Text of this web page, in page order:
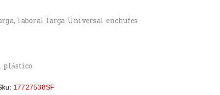
laboral larga Universal enchufes
plástico
17727538SF